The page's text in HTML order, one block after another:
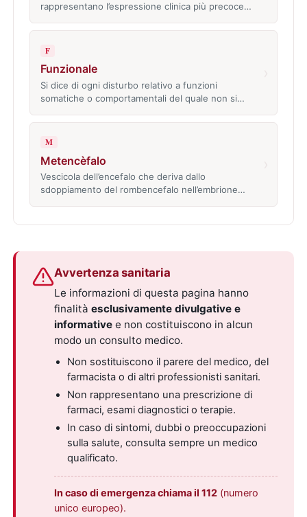
rappresentano l’espressione clinica più precoce…
F
Funzionale
Si dice di ogni disturbo relativo a funzioni
somatiche o comportamentali del quale non si…
M
Metencèfalo
Vescicola dell’encefalo che deriva dallo
sdoppiamento del rombencefalo nell’embrione…
Avvertenza sanitaria
Le informazioni di questa pagina hanno
finalitàesclusivamente divulgative e
informative e non costituiscono in alcun
modo un consulto medico.
Non sostituiscono il parere del medico, del
farmacista o di altri professionisti sanitari.
Non rappresentano una prescrizione di
farmaci, esami diagnostici o terapie.
In caso di sintomi, dubbi o preoccupazioni
sulla salute, consulta sempre un medico
qualificato.
In caso di emergenza chiama il 112 (numero
unico europeo).